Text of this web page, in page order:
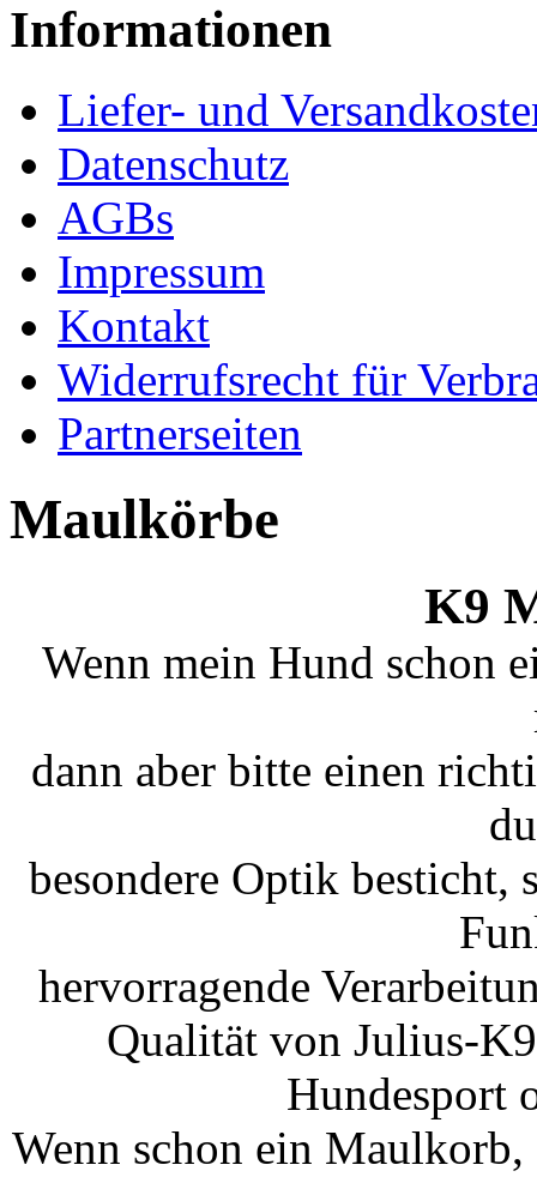
Informationen
Liefer- und
Datenschutz
AGBs
Impressum
Kontakt
Widerrufsrecht für
Partnerseiten
Maulkörbe
K9
Wenn mein Hund schon
dann aber bitte einen
besondere Optik besticht,
hervorragende
Qualität von Julius-
Hundesport
Wenn schon ein